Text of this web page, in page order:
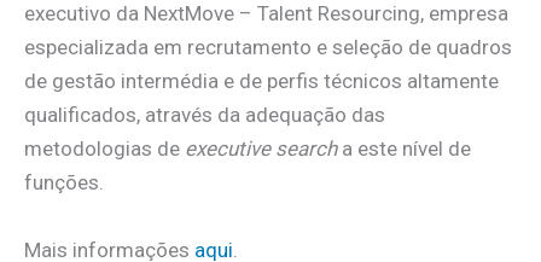
executivo da NextMove – Talent Resourcing, empresa
especializada em recrutamento e seleção de quadros
de gestão intermédia e de perfis técnicos altamente
qualificados, através da adequação das
metodologias de executive searcha este nível de
funções.
Mais informações aqui